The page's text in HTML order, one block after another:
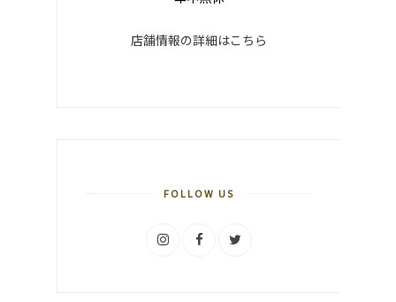
店舗情報の詳細はこちら
FOLLOW US